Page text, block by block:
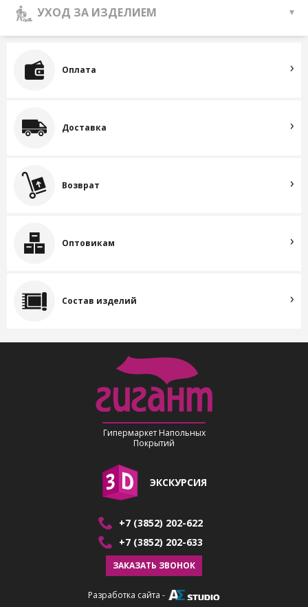
УХОД ЗА ИЗДЕЛИЕМ
Оплата
Доставка
Возврат
Оптовикам
Состав изделий
Гипермаркет Напольных
Покрытий
ЭКСКУРСИЯ
+7 (3852) 202-622
+7 (3852) 202-633
ЗАКАЗАТЬ ЗВОНОК
Разработка сайта -